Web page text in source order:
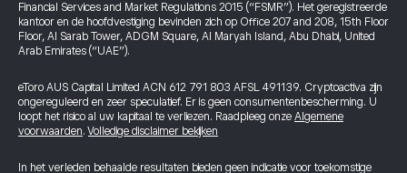
Financial Services and Market Regulations 2015 (“FSMR”). Het geregistreerde
kantoor en de hoofdvestiging bevinden zich op Office 207 and 208, 15th Floor
Floor, Al Sarab Tower, ADGM Square, Al Maryah Island, Abu Dhabi, United
Arab Emirates (“UAE”).
eToro AUS Capital Limited ACN 612 791 803 AFSL 491139. Cryptoactiva zijn
ongereguleerd en zeer speculatief. Er is geen consumentenbescherming. U
loopt het risico al uw kapitaal te verliezen. Raadpleeg onze Algemene
voorwaarden.Volledige disclaimer bekijken
In het verleden behaalde resultaten bieden geen indicatie voor toekomstige